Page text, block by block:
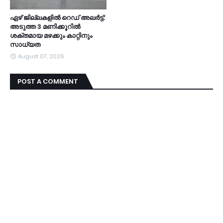
ഏഴ് ജില്ലകളില്‍ റെഡ് അലര്‍ട്ട്:
അടുത്ത 3 മണിക്കൂറിൽ
ശക്തമായ മഴക്കും കാറ്റിനും
സാധ്യത
August 07, 2026
POST A COMMENT